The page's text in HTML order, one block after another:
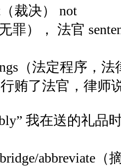
裁决） not
， 法官
法定程序，法
贿了法官，律师
在送的礼品时
abbreviate